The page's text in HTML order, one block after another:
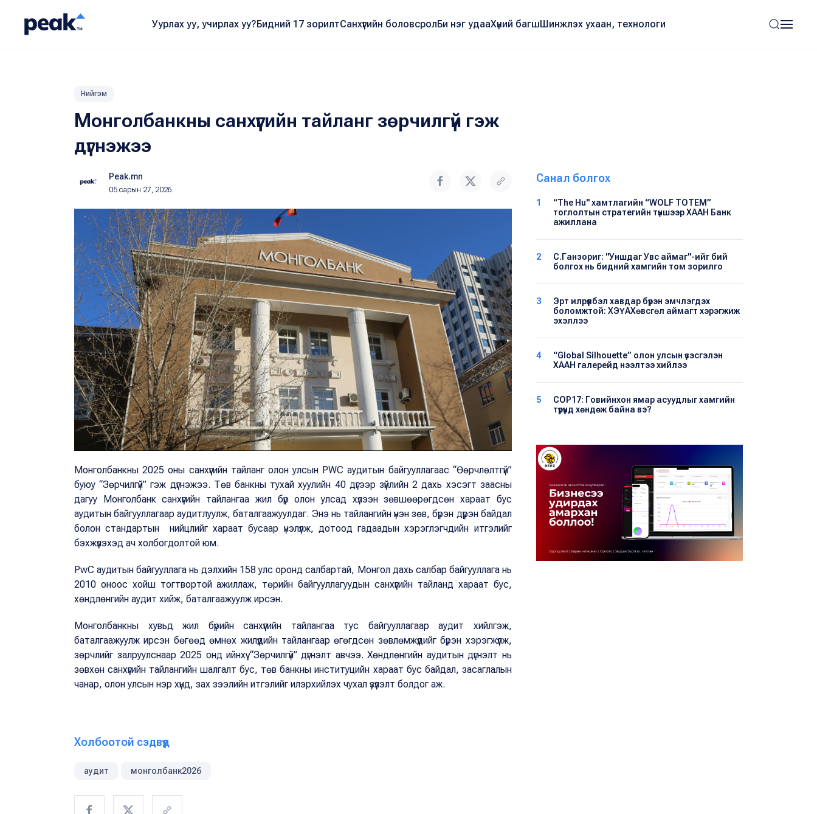
Уурлах уу, учирлах уу?Бидний 17 зорилтСанхүүгийн боловсролБи нэг удааХүний багшШинжлэх ухаан, технологи
Нийгэм
Монголбанкны санхүүгийн тайланг зөрчилгүй гэж
дүгнэжээ
Peak.mn
05 сарын 27, 2026
Монголбанкны 2025 оны санхүүгийн тайланг олон улсын PWC аудитын байгууллагаас “Өөрчлөлтгүй”
буюу “Зөрчилгүй” гэж дүгнэжээ. Төв банкны тухай хуулийн 40 дүгээр зүйлийн 2 дахь хэсэгт заасны
дагуу Монголбанк санхүүгийн тайлангаа жил бүр олон улсад хүлээн зөвшөөрөгдсөн хараат бус
аудитын байгууллагаар аудитлуулж, баталгаажуулдаг. Энэ нь тайлангийн үнэн зөв, бүрэн дүүрэн байдал
болон стандартын нийцлийг хараат бусаар үнэлүүлж, дотоод гадаадын хэрэглэгчдийн итгэлийг
бэхжүүлэхэд ач холбогдолтой юм.
PwC аудитын байгууллага нь дэлхийн 158 улс оронд салбартай, Монгол дахь салбар байгууллага нь
2010 оноос хойш тогтвортой ажиллаж, төрийн байгууллагуудын санхүүгийн тайланд хараат бус,
хөндлөнгийн аудит хийж, баталгаажуулж ирсэн.
Монголбанкны хувьд жил бүрийн санхүүгийн тайлангаа тус байгууллагаар аудит хийлгэж,
баталгаажуулж ирсэн бөгөөд өмнөх жилүүдийн тайлангаар өгөгдсөн зөвлөмжүүдийг бүрэн хэрэгжүүлж,
зөрчлийг залруулснаар 2025 онд ийнхүү “Зөрчилгүй” дүгнэлт авчээ. Хөндлөнгийн аудитын дүгнэлт нь
зөвхөн санхүүгийн тайлангийн шалгалт бус, төв банкны институцийн хараат бус байдал, засаглалын
чанар, олон улсын нэр хүнд, зах зээлийн итгэлийг илэрхийлэх чухал үзүүлэлт болдог аж.
Холбоотой сэдвүүд
аудит монголбанк2026
Санал болгох
1
“The Hu" хамтлагийн “WOLF TOTEM”
тоглолтын стратегийн түншээр ХААН Банк
ажиллана
2
С.Ганзориг: "Уншдаг Увс аймаг"-ийг бий
болгох нь бидний хамгийн том зорилго
3
Эрт илрүүлбэл хавдар бүрэн эмчлэгдэх
боломжтой: ХЭҮА​Хөвсгөл аймагт хэрэгжиж
эхэллээ
4
“Global Silhouette” олон улсын үзэсгэлэн
ХААН галерейд нээлтээ хийлээ
5
COP17: Говийнхон ямар асуудлыг хамгийн
түрүүнд хөндөж байна вэ?